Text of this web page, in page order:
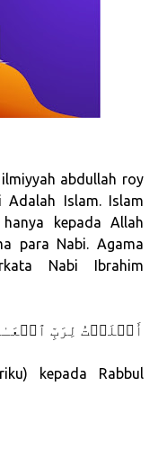
abdullah roy
Adalah Islam. Islam
kepada Allah
para Nabi. Agama
Nabi Ibrahim
أَسۡلَمۡتُ لِرَبِّ
kepada Rabbul